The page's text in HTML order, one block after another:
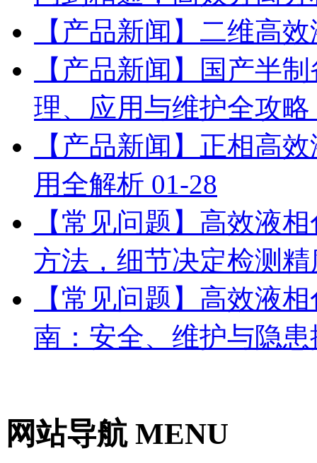
【产品新闻】二维高
【产品新闻】国产半
理、应用与维护全攻略
【产品新闻】正相高
用全解析 01-28
【常见问题】高效液
方法，细节决定检测
【常见问题】高效液
南：安全、维护与隐
网站导航 MENU